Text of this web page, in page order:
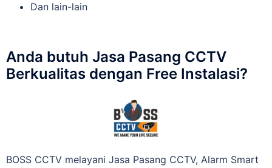
Dan lain-lain
Anda butuh Jasa Pasang CCTV
Berkualitas dengan Free Instalasi?
BOSS CCTV melayani Jasa Pasang CCTV, Alarm Smart